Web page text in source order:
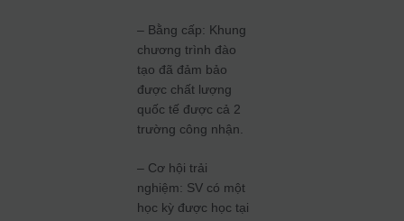
– Bằng cấp: Khung
chương trình đào
tạo đã đảm bảo
được chất lượng
quốc tế được cả 2
trường công nhận.
– Cơ hội trải
nghiệm: SV có một
học kỳ được học tại